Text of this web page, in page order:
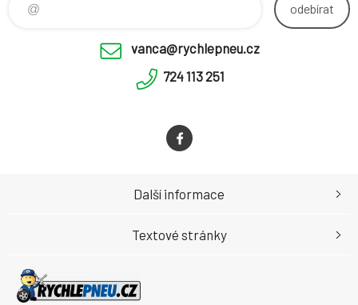
odebírat
vanca@rychlepneu.cz
724 113 251
Další informace
Textové stránky